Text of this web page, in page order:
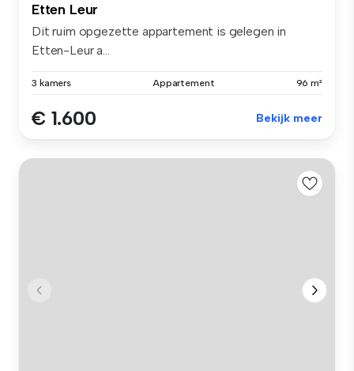
Etten Leur
Dit ruim opgezette appartement is gelegen in
Etten-Leur a...
3 kamers Appartement 96 m²
€ 1.600 Bekijk meer